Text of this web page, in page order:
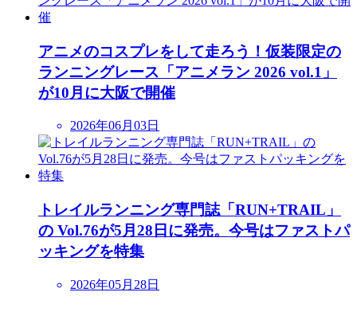
アニメのコスプレをして走ろう！仮装限定の
ランニングレース「アニメラン 2026 vol.1」
が10月に大阪で開催
2026年06月03日
トレイルランニング専門誌「RUN+TRAIL」
の Vol.76が5月28日に発売。今号はファストパ
ッキングを特集
2026年05月28日